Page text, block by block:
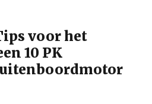
voor het
10 PK